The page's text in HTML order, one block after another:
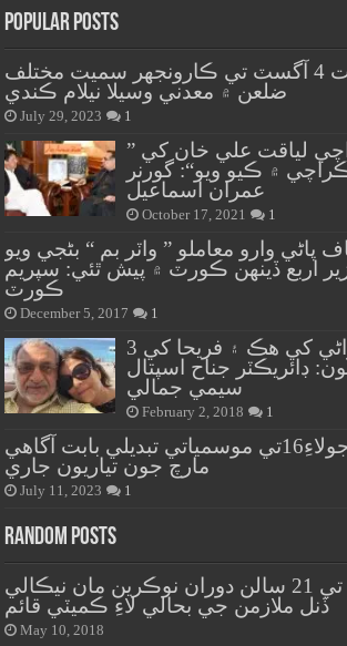
Popular Posts
سنڌ حڪومت 4 آگسٽ تي ڪارونجهر سميت مختلف
ضلعن ۾ معدني وسيلا نيلام ڪندي
July 29, 2023 1
” فرزند ڪراچي لياقت علي خان کي
۾ ڪيو ويو“: گورنر
عمران اسماعيل
October 17, 2021 1
پاڻي وارو معاملو ” واٽر بم “ بڻجي ويو
اربع ڏينهن ڪورٽ ۾ پيش ٿئي: سپريم
ڪورٽ
December 5, 2017 1
هزار خان بجاراڻي کي هڪ ۽ فريحا کي 3
ڊائريڪٽر جناح اسپتال
سيمي جمالي
February 2, 2018 1
ڪراچي ۾ جولاءِ16تي موسمياتي تبديلي بابت آگاهي
مارچ جون تياريون جاري
July 11, 2023 1
Random Posts
سياسي بنيادن تي 21 سالن دوران نوڪرين مان نيڪالي
ڏنل ملازمن جي بحالي لاءِ ڪميٽي قائم
May 10, 2018